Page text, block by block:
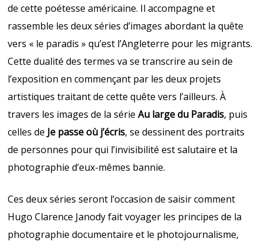
de cette poétesse américaine. Il accompagne et
rassemble les deux séries d’images abordant la quête
vers « le paradis » qu’est l’Angleterre pour les migrants.
Cette dualité des termes va se transcrire au sein de
l’exposition en commençant par les deux projets
artistiques traitant de cette quête vers l’ailleurs. À
travers les images de la sérieAu large du Paradis, puis
celles de Je passe où j’écris, se dessinent des portraits
de personnes pour qui l’invisibilité est salutaire et la
photographie d’eux-mêmes bannie.
Ces deux séries seront l’occasion de saisir comment
Hugo Clarence Janody fait voyager les principes de la
photographie documentaire et le photojournalisme,